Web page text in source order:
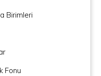
Birimleri
Fonu